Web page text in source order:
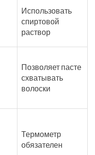
Использовать
спиртовой
раствор
Позволяет пасте
схватывать
волоски
Термометр
обязателен